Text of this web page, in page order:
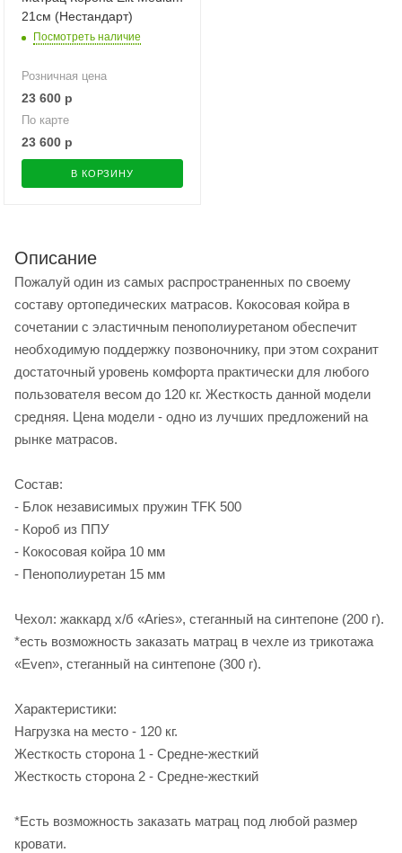
21см (Нестандарт)
Посмотреть наличие
Розничная цена
23 600 р
По карте
23 600 р
В КОРЗИНУ
Описание
Пожалуй один из самых распространенных по своему
составу ортопедических матрасов. Кокосовая койра в
сочетании с эластичным пенополиуретаном обеспечит
необходимую поддержку позвоночнику, при этом сохранит
достаточный уровень комфорта практически для любого
пользователя весом до 120 кг. Жесткость данной модели
средняя. Цена модели - одно из лучших предложений на
рынке матрасов.
Состав:
- Блок независимых пружин TFK 500
- Короб из ППУ
- Кокосовая койра 10 мм
- Пенополиуретан 15 мм
Чехол: жаккард х/б «Aries», стеганный на синтепоне (200 г).
*есть возможность заказать матрац в чехле из трикотажа
«Even», стеганный на синтепоне (300 г).
Характеристики:
Нагрузка на место - 120 кг.
Жесткость сторона 1 - Средне-жесткий
Жесткость сторона 2 - Средне-жесткий
*Есть возможность заказать матрац под любой размер
кровати.